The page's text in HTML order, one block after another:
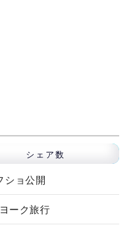
シェア数
ショ公開
ーク旅行